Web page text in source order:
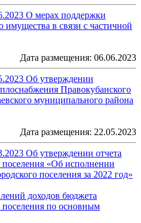
О мерах поддержки
имущества в связи с частичной
Дата размещения: 06.06.2023
Об утверждении
Правокубанского
муниципального района
Дата размещения: 22.05.2023
Об утверждении отчета
поселения «Об исполнении
поселения за 2022 год»
доходов бюджета
поселения по основным